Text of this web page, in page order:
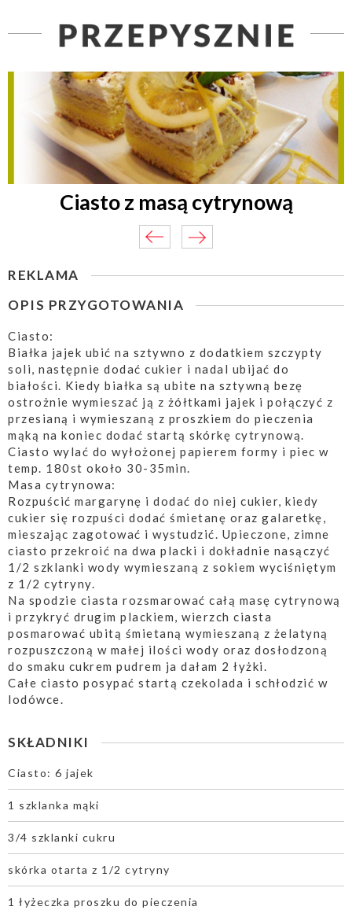
Ciasto z masą cytrynową
REKLAMA
OPIS PRZYGOTOWANIA
Ciasto:
Białka jajek ubić na sztywno z dodatkiem szczypty
soli, następnie dodać cukier i nadal ubijać do
białości. Kiedy białka są ubite na sztywną bezę
ostrożnie wymieszać ją z żółtkami jajek i połączyć z
przesianą i wymieszaną z proszkiem do pieczenia
mąką na koniec dodać startą skórkę cytrynową.
Ciasto wylać do wyłożonej papierem formy i piec w
temp. 180st około 30-35min.
Masa cytrynowa:
Rozpuścić margarynę i dodać do niej cukier, kiedy
cukier się rozpuści dodać śmietanę oraz galaretkę,
mieszając zagotować i wystudzić. Upieczone, zimne
ciasto przekroić na dwa placki i dokładnie nasączyć
1/2 szklanki wody wymieszaną z sokiem wyciśniętym
z 1/2 cytryny.
Na spodzie ciasta rozsmarować całą masę cytrynową
i przykryć drugim plackiem, wierzch ciasta
posmarować ubitą śmietaną wymieszaną z żelatyną
rozpuszczoną w małej ilości wody oraz dosłodzoną
do smaku cukrem pudrem ja dałam 2 łyżki.
Całe ciasto posypać startą czekolada i schłodzić w
lodówce.
SKŁADNIKI
Ciasto: 6 jajek
1 szklanka mąki
3/4 szklanki cukru
skórka otarta z 1/2 cytryny
1 łyżeczka proszku do pieczenia